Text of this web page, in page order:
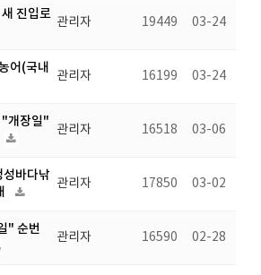
진입로
관리자 19449 03-24
어(국내
관리자 16199 03-24
"개장일"
관리자 16518 03-06
바다낚
관리자 17850 03-02
" 순번
관리자 16590 02-28